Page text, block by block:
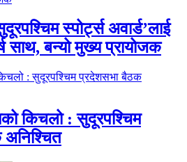
स्पोर्ट्स अवार्ड’लाई
साथ, बन्यो मुख्य प्रायोजक
किचलो : सुदूरपश्चिम